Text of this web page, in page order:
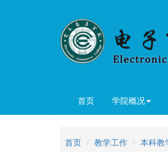
首页 学院概况
首页 教学工作 本科教